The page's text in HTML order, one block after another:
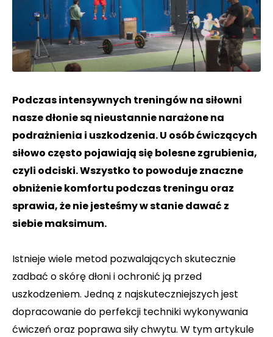
Podczas intensywnych treningów na siłowni
nasze dłonie są nieustannie narażone na
podrażnienia i uszkodzenia. U osób ćwiczących
siłowo często pojawiają się bolesne zgrubienia,
czyli odciski. Wszystko to powoduje znaczne
obniżenie komfortu podczas treningu oraz
sprawia, że nie jesteśmy w stanie dawać z
siebie maksimum.
Istnieje wiele metod pozwalających skutecznie
zadbać o skórę dłoni i ochronić ją przed
uszkodzeniem. Jedną z najskuteczniejszych jest
dopracowanie do perfekcji techniki wykonywania
ćwiczeń oraz poprawa siły chwytu. W tym artykule